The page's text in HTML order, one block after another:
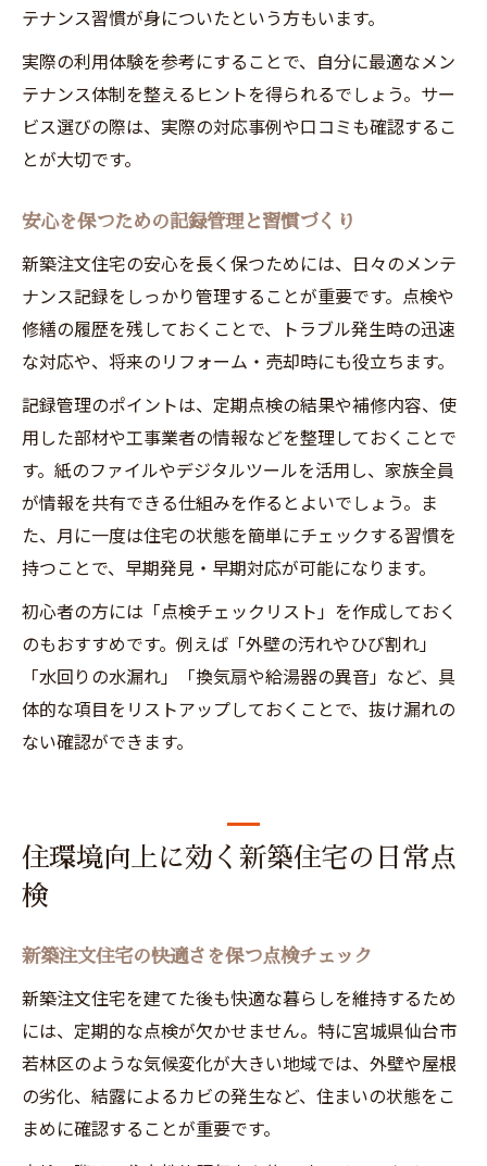
テナンス習慣が身についたという方もいます。
実際の利用体験を参考にすることで、自分に最適なメン
テナンス体制を整えるヒントを得られるでしょう。サー
ビス選びの際は、実際の対応事例や口コミも確認するこ
とが大切です。
安心を保つための記録管理と習慣づくり
新築注文住宅の安心を長く保つためには、日々のメンテ
ナンス記録をしっかり管理することが重要です。点検や
修繕の履歴を残しておくことで、トラブル発生時の迅速
な対応や、将来のリフォーム・売却時にも役立ちます。
記録管理のポイントは、定期点検の結果や補修内容、使
用した部材や工事業者の情報などを整理しておくことで
す。紙のファイルやデジタルツールを活用し、家族全員
が情報を共有できる仕組みを作るとよいでしょう。ま
た、月に一度は住宅の状態を簡単にチェックする習慣を
持つことで、早期発見・早期対応が可能になります。
初心者の方には「点検チェックリスト」を作成しておく
のもおすすめです。例えば「外壁の汚れやひび割れ」
「水回りの水漏れ」「換気扇や給湯器の異音」など、具
体的な項目をリストアップしておくことで、抜け漏れの
ない確認ができます。
住環境向上に効く新築住宅の日常点
検
新築注文住宅の快適さを保つ点検チェック
新築注文住宅を建てた後も快適な暮らしを維持するため
には、定期的な点検が欠かせません。特に宮城県仙台市
若林区のような気候変化が大きい地域では、外壁や屋根
の劣化、結露によるカビの発生など、住まいの状態をこ
まめに確認することが重要です。